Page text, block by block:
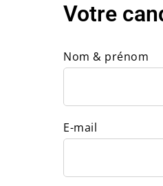
Votre
Nom & prénom
E-mail